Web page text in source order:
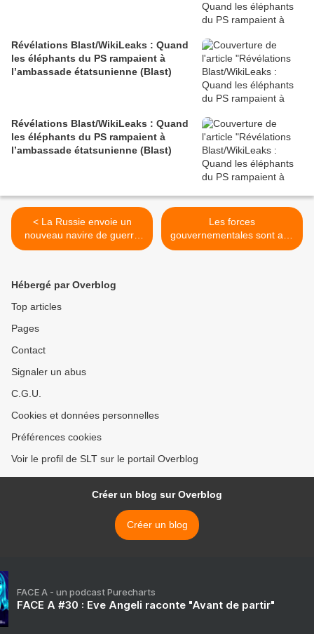
Révélations Blast/WikiLeaks : Quand
les éléphants du PS rampaient à
l’ambassade étatsunienne (Blast)
Révélations Blast/WikiLeaks : Quand
les éléphants du PS rampaient à
l’ambassade étatsunienne (Blast)
< La Russie envoie un
nouveau navire de guerre
en Syrie
Les forces
gouvernementales sont aux
portes de la province de
Hébergé par Overblog
Top articles
Pages
Contact
Signaler un abus
C.G.U.
Cookies et données personnelles
Préférences cookies
Voir le profil de SLT sur le portail Overblog
Créer un blog sur Overblog
Créer un blog
FACE A - un podcast Purecharts
FACE A #30 : Eve Angeli raconte "Avant de partir"